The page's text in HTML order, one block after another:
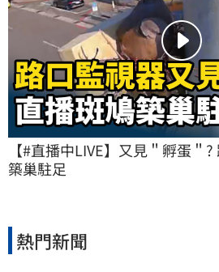
【#直播中LIVE】又見＂孵蛋＂
築巢駐足
熱門新聞